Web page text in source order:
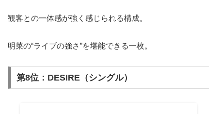
観客との一体感が強く感じられる構成。
明菜の“ライブの強さ”を堪能できる一枚。
第8位：DESIRE（シングル）